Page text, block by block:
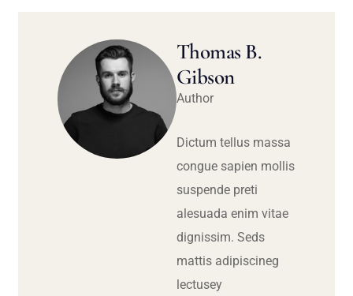
Thomas B.
Gibson
Author
Dictum tellus massa
congue sapien mollis
suspende preti
alesuada enim vitae
dignissim. Seds
mattis adipiscineg
lectusey